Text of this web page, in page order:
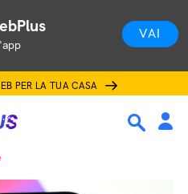
VAI
PER LA TUA CASA